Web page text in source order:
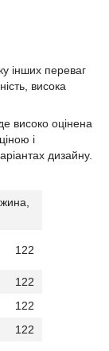
інших переваг
висока
високо оцінена
і
дизайну.
122
122
122
122